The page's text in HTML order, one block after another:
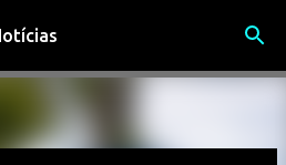
o conteúdo principal